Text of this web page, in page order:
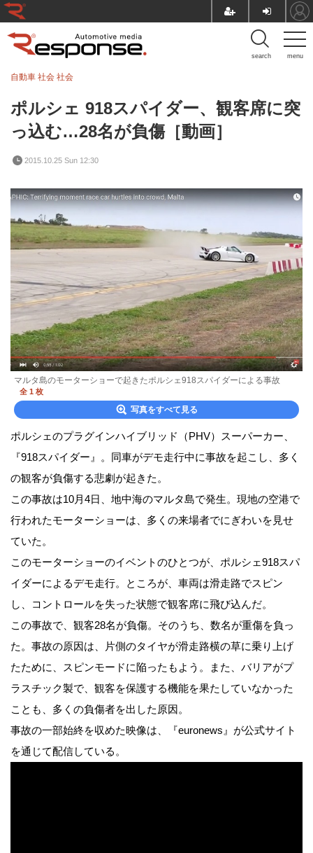
menu
search
ポルシェ 918スパイダー、観客席に突
っ込む…28名が負傷［動画］
自動車 社会 社会
2015.10.25 Sun 12:30
マルタ島のモーターショーで起きたポルシェ918スパイダーによる事故
全 1 枚
写真をすべて見る
ポルシェのプラグインハイブリッド（PHV）スーパーカー、
『918スパイダー』。同車がデモ走行中に事故を起こし、多く
の観客が負傷する悲劇が起きた。
この事故は10月4日、地中海のマルタ島で発生。現地の空港で
行われたモーターショーは、多くの来場者でにぎわいを見せ
ていた。
このモーターショーのイベントのひとつが、ポルシェ918スパ
イダーによるデモ走行。ところが、車両は滑走路でスピン
し、コントロールを失った状態で観客席に飛び込んだ。
この事故で、観客28名が負傷。そのうち、数名が重傷を負っ
た。事故の原因は、片側のタイヤが滑走路横の草に乗り上げ
たために、スピンモードに陥ったもよう。また、バリアがプ
ラスチック製で、観客を保護する機能を果たしていなかった
ことも、多くの負傷者を出した原因。
事故の一部始終を収めた映像は、『euronews』が公式サイト
を通じて配信している。